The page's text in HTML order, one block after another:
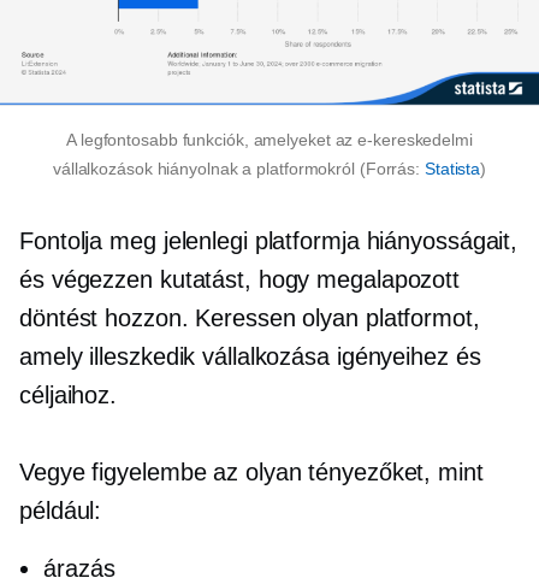
A legfontosabb funkciók, amelyeket az e-kereskedelmi
vállalkozások hiányolnak a platformokról (Forrás: Statista)
Fontolja meg jelenlegi platformja hiányosságait,
és végezzen kutatást, hogy megalapozott
döntést hozzon. Keressen olyan platformot,
amely illeszkedik vállalkozása igényeihez és
céljaihoz.
Vegye figyelembe az olyan tényezőket, mint
például:
árazás